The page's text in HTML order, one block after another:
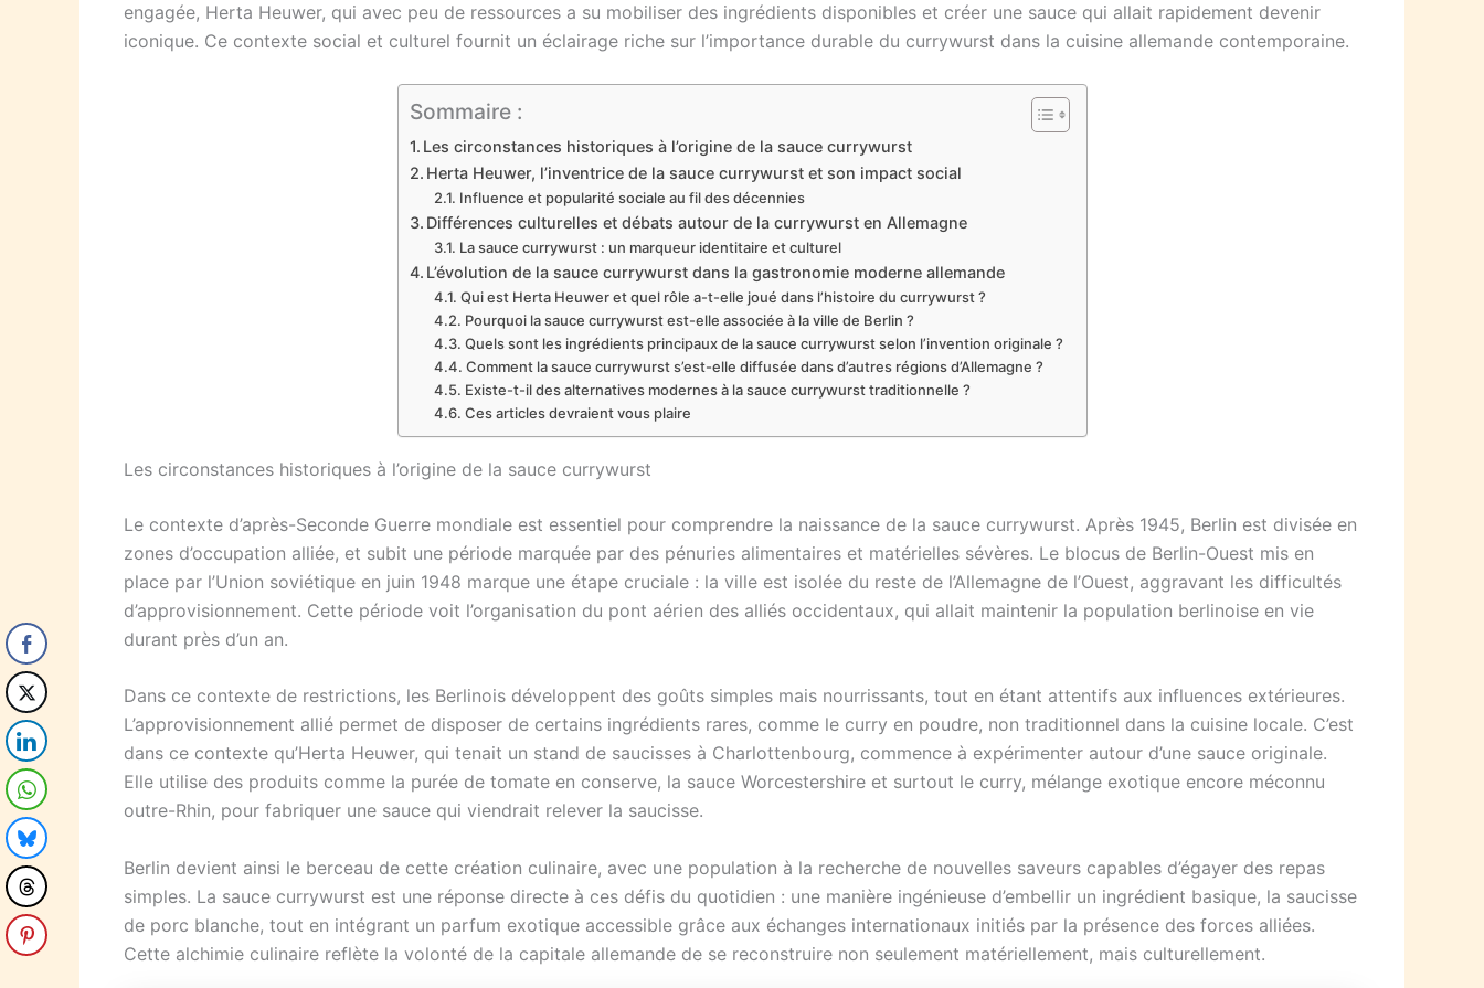
engagée, Herta Heuwer, qui avec peu de ressources a su mobiliser des ingrédients disponibles et créer une sauce qui allait rapidement devenir
iconique. Ce contexte social et culturel fournit un éclairage riche sur l’importance durable du currywurst dans la cuisine allemande contemporaine.
Sommaire :
Les circonstances historiques à l’origine de la sauce currywurst
Herta Heuwer, l’inventrice de la sauce currywurst et son impact social
Influence et popularité sociale au fil des décennies
Différences culturelles et débats autour de la currywurst en Allemagne
La sauce currywurst : un marqueur identitaire et culturel
L’évolution de la sauce currywurst dans la gastronomie moderne allemande
Qui est Herta Heuwer et quel rôle a-t-elle joué dans l’histoire du currywurst ?
Pourquoi la sauce currywurst est-elle associée à la ville de Berlin ?
Quels sont les ingrédients principaux de la sauce currywurst selon l’invention originale ?
Comment la sauce currywurst s’est-elle diffusée dans d’autres régions d’Allemagne ?
Existe-t-il des alternatives modernes à la sauce currywurst traditionnelle ?
Ces articles devraient vous plaire
Les circonstances historiques à l’origine de la sauce currywurst
Le contexte d’après-Seconde Guerre mondiale est essentiel pour comprendre la naissance de la sauce currywurst. Après 1945, Berlin est divisée en
zones d’occupation alliée, et subit une période marquée par des pénuries alimentaires et matérielles sévères. Le blocus de Berlin-Ouest mis en
place par l’Union soviétique en juin 1948 marque une étape cruciale : la ville est isolée du reste de l’Allemagne de l’Ouest, aggravant les difficultés
d’approvisionnement. Cette période voit l’organisation du pont aérien des alliés occidentaux, qui allait maintenir la population berlinoise en vie
durant près d’un an.
Dans ce contexte de restrictions, les Berlinois développent des goûts simples mais nourrissants, tout en étant attentifs aux influences extérieures.
L’approvisionnement allié permet de disposer de certains ingrédients rares, comme le curry en poudre, non traditionnel dans la cuisine locale. C’est
dans ce contexte qu’Herta Heuwer, qui tenait un stand de saucisses à Charlottenbourg, commence à expérimenter autour d’une sauce originale.
Elle utilise des produits comme la purée de tomate en conserve, la sauce Worcestershire et surtout le curry, mélange exotique encore méconnu
outre-Rhin, pour fabriquer une sauce qui viendrait relever la saucisse.
Berlin devient ainsi le berceau de cette création culinaire, avec une population à la recherche de nouvelles saveurs capables d’égayer des repas
simples. La sauce currywurst est une réponse directe à ces défis du quotidien : une manière ingénieuse d’embellir un ingrédient basique, la saucisse
de porc blanche, tout en intégrant un parfum exotique accessible grâce aux échanges internationaux initiés par la présence des forces alliées.
Cette alchimie culinaire reflète la volonté de la capitale allemande de se reconstruire non seulement matériellement, mais culturellement.